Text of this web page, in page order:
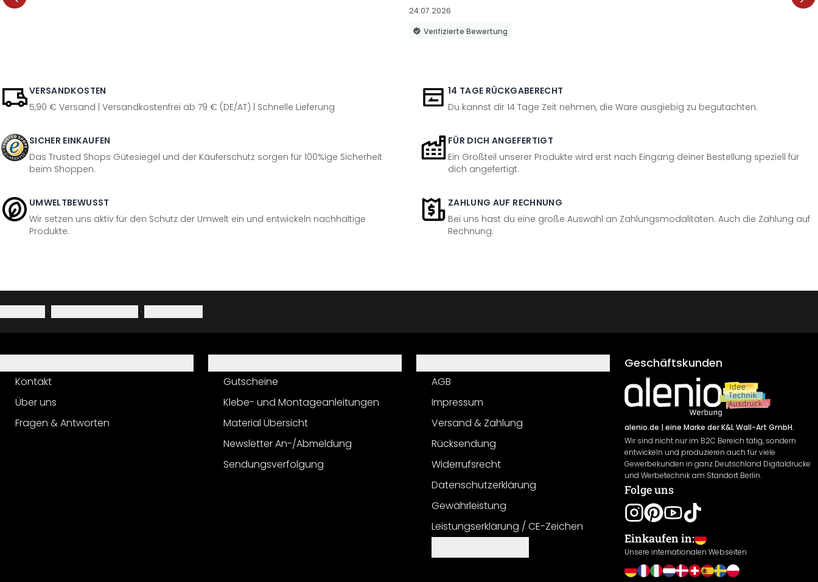
24.07.2026
Verifizierte Bewertung
VERSANDKOSTEN
5,90 € Versand | Versandkostenfrei ab 79 € (DE/AT) | Schnelle Lieferung
14 TAGE RÜCKGABERECHT
Du kannst dir 14 Tage Zeit nehmen, die Ware ausgiebig zu begutachten.
SICHER EINKAUFEN
Das Trusted Shops Gütesiegel und der Käuferschutz sorgen für 100%ige Sicherheit
beim Shoppen.
FÜR DICH ANGEFERTIGT
Ein Großteil unserer Produkte wird erst nach Eingang deiner Bestellung speziell für
dich angefertigt.
UMWELTBEWUSST
Wir setzen uns aktiv für den Schutz der Umwelt ein und entwickeln nachhaltige
Produkte.
ZAHLUNG AUF RECHNUNG
Bei uns hast du eine große Auswahl an Zahlungsmodalitäten. Auch die Zahlung auf
Rechnung.
· ·
Kontakt
Über uns
Fragen & Antworten
Gutscheine
Klebe- und Montageanleitungen
Material Übersicht
Newsletter An-/Abmeldung
Sendungsverfolgung
AGB
Impressum
Versand & Zahlung
Rücksendung
Widerrufsrecht
Datenschutzerklärung
Gewährleistung
Leistungserklärung / CE-Zeichen
Geschäftskunden
alenio.de | eine Marke der K&L Wall-Art GmbH.
Wir sind nicht nur im B2C Bereich tätig, sondern
entwickeln und produzieren auch für viele
Gewerbekunden in ganz Deutschland Digitaldrucke
und Werbetechnik am Standort Berlin.
Folge uns
Einkaufen in:
Unsere internationalen Webseiten